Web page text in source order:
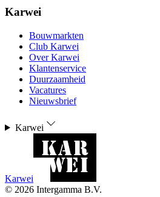
Karwei
Bouwmarkten
Club Karwei
Over Karwei
Klantenservice
Duurzaamheid
Vacatures
Nieuwsbrief
Karwei
Karwei
© 2026 Intergamma B.V.